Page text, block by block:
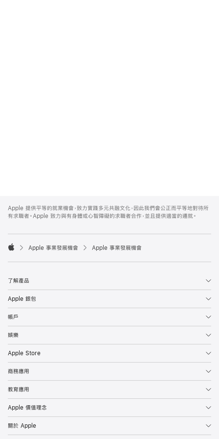
Footer
Apple 提供平等的就業機會，致力實踐多元共融文化，因此我們會公正而平等地對待所
有求職者。Apple 致力與有身體或心智障礙的求職者合作，並且提供適當的遷就。

Apple 事業發展機會 Apple 事業發展機會
了解產品
Apple 銀包
帳戶
娛樂
Apple Store
商務應用
教育應用
Apple 價值理念
關於 Apple